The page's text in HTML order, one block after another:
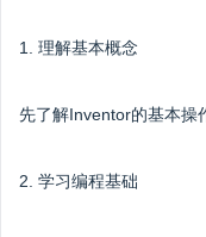
1. 理解基本概念
先了解Inventor的基本操
2. 学习编程基础